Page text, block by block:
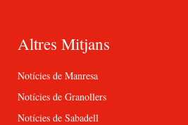
Altres Mitjans
Notícies de Manresa
Notícies de Granollers
Notícies de Sabadell